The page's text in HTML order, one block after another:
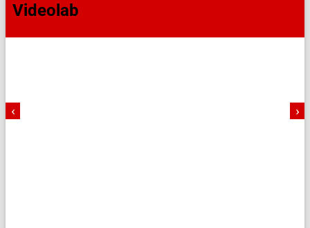
Videolab
‹ ›